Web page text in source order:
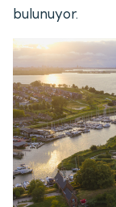
bulunuyor.